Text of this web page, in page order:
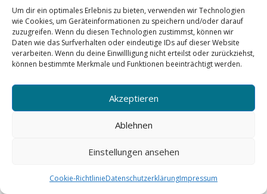
Um dir ein optimales Erlebnis zu bieten, verwenden wir Technologien
wie Cookies, um Geräteinformationen zu speichern und/oder darauf
zuzugreifen. Wenn du diesen Technologien zustimmst, können wir
Daten wie das Surfverhalten oder eindeutige IDs auf dieser Website
verarbeiten. Wenn du deine Einwillligung nicht erteilst oder zurückziehst,
können bestimmte Merkmale und Funktionen beeinträchtigt werden.
Akzeptieren
Ablehnen
Einstellungen ansehen
Cookie-RichtlinieDatenschutzerklärungImpressum